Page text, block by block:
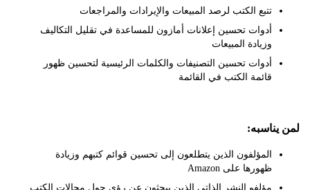
تتبع الكتب لرصد المبيعات والإيرادات والمراجعات
أدوات تحسين إعلانات أمازون للمساعدة في تقليل التكاليف
وزيادة المبيعات
أدوات تحسين التصنيفات والكلمات الرئيسية لتحسين ظهور
قائمة الكتب في القائمة
المؤلفون الذين يتطلعون إلى تحسين قوائم كتبهم وزيادة
ظهورها على Amazon
مؤلفو النشر الذاتي الذين يبحثون عن رؤى حول مجالات الكتب